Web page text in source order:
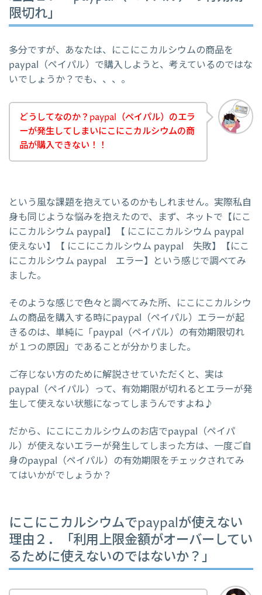
限切れ」
多分ですが、あなたは、にこにこカルシウムの商品を
paypal（ペイパル）で購入しようと、考えているのではな
いでしょうか？でも、、、。
どうしてなのか？paypal（ペイパル）のエラ
ーが発生してしまいにこにこカルシウムの商
品が購入できない！！
という風な課題を抱えているのかもしれません。実際私自
身も同じような悩みを抱えたので、まず、ネットで【にこ
にこカルシウム paypal】【 にこにこカルシウム paypal
使えない】【 にこにこカルシウム paypal 失敗】【にこ
にこカルシウム paypal エラー】という感じで調べてみ
ました。
そのような感じで色々と調べてみた所、にこにこカルシウ
ムの商品を購入する時にpaypal（ペイパル）エラーが起
きるのは、単純に「paypal（ペイパル）の有効期限切れ
が１つの原因」であることが分かりました。
ご存じない方のために解説させていただくと、実は
paypal（ペイパル）って、有効期限が切れるとエラーが発
生して使えない状態になってしまうんですよね♪
だから、にこにこカルシウムのお店でpaypal（ペイパ
ル）が使えないエラーが発生してしまった方は、一度ご自
身のpaypal（ペイパル）の有効期限をチェックされてみ
てはいかがでしょうか？
にこにこカルシウムでpaypalが使えない
理由２．「利用上限金額がオーバーしてい
るために使えないのではないか？」